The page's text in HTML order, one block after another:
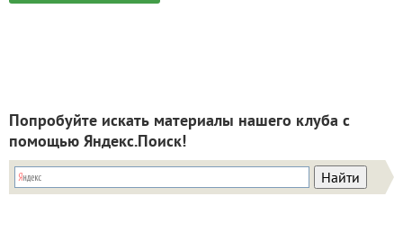
Попробуйте искать материалы нашего клуба с
помощью Яндекс.Поиск!